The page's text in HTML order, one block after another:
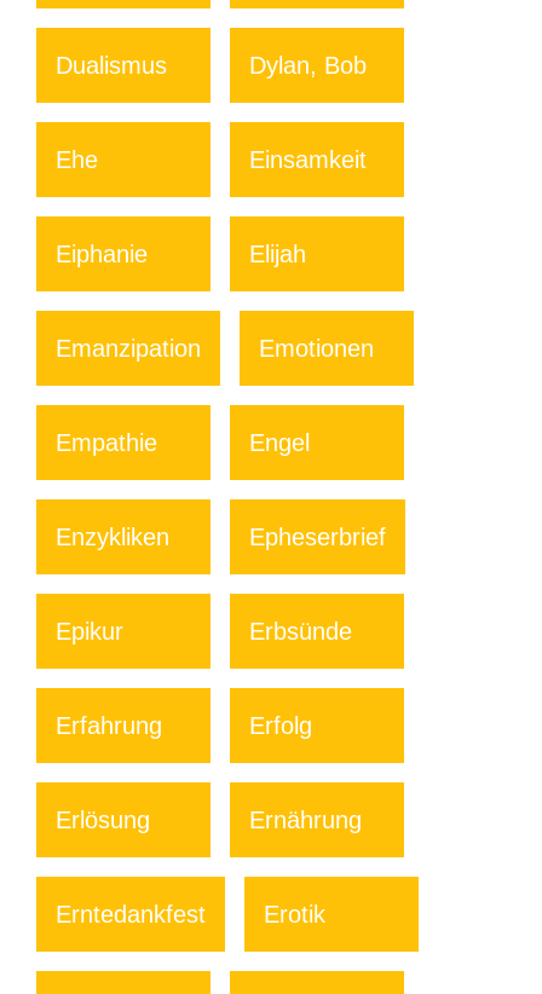
Dualismus Dylan, Bob
Ehe Einsamkeit
Eiphanie Elijah
Emanzipation Emotionen
Empathie Engel
Enzykliken Epheserbrief
Epikur Erbsünde
Erfahrung Erfolg
Erlösung Ernährung
Erntedankfest Erotik